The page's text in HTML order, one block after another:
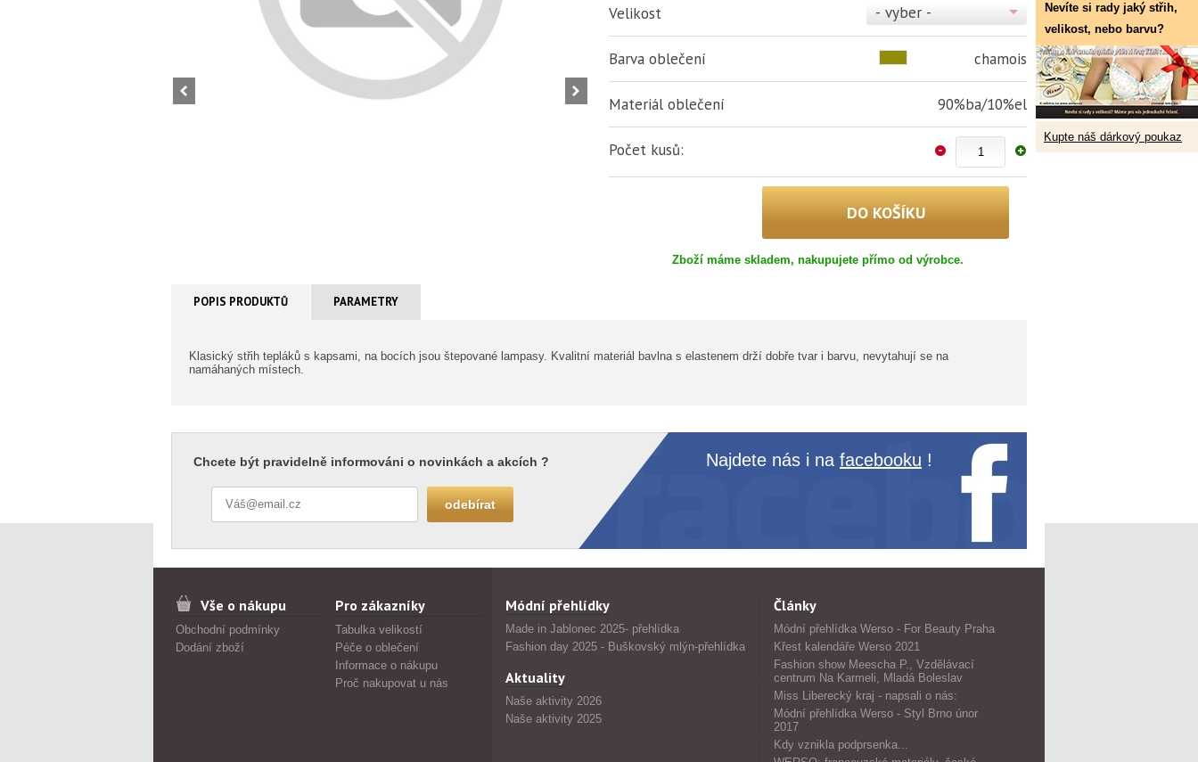
Nevíte si rady jaký střih,
velikost, nebo barvu?
Kupte náš dárkový poukaz
Velikost - vyber -
Barva oblečení chamois
Materiál oblečení 90%ba/10%el
Počet kusů:
Zboží máme skladem, nakupujete přímo od výrobce.
POPIS PRODUKTŮ PARAMETRY
Klasický střih tepláků s kapsami, na bocích jsou štepované lampasy. Kvalitní materiál bavlna s elastenem drží dobře tvar i barvu, nevytahují se na
namáhaných místech.
Chcete být pravidelně informováni o novinkách a akcích ? Najdete nás i na facebooku !
Vše o nákupu
Obchodní podmínky
Dodání zboží
Pro zákazníky
Tabulka velikostí
Péče o oblečení
Informace o nákupu
Proč nakupovat u nás
Módní přehlídky
Made in Jablonec 2025- přehlídka
Fashion day 2025 - Buškovský mlýn-přehlídka
Aktuality
Naše aktivity 2026
Naše aktivity 2025
Články
Módní přehlídka Werso - For Beauty Praha
Křest kalendáře Werso 2021
Fashion show Meescha P., Vzdělávací
centrum Na Karmeli, Mladá Boleslav
Miss Liberecký kraj - napsali o nás:
Módní přehlídka Werso - Styl Brno únor
2017
Kdy vznikla podprsenka...